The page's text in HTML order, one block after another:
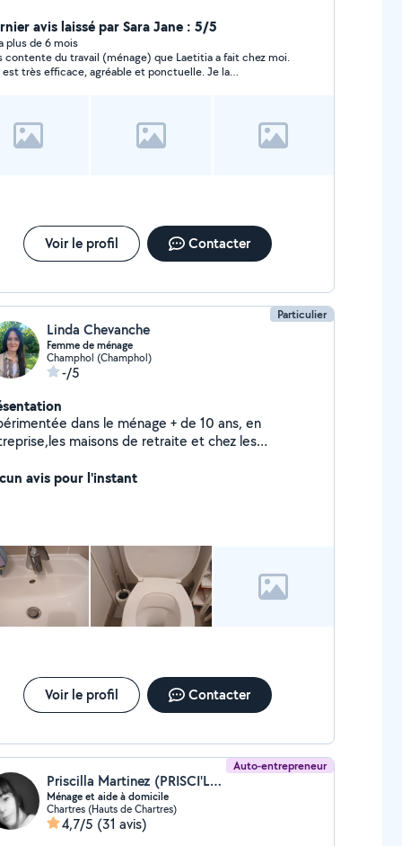
avis laissé par Sara Jane : 5/5
plus de 6 mois
contente du travail (ménage) que Laetitia a fait chez moi.
est très efficace, agréable et ponctuelle. Je la
Voir le profil Contacter
Particulier
Linda Chevanche
Femme de ménage
Champhol (Champhol)
-/5
dans le ménage + de 10 ans, en
maisons de retraite et chez les
de suite, J'accepte des remplacements si
avis pour l'instant
Voir le profil Contacter
Auto-entrepreneur
Priscilla Martinez (PRISCI'LA HOME SERVICES)
Ménage et aide à domicile
Chartres (Hauts de Chartres)
4,7/5 (31 avis)